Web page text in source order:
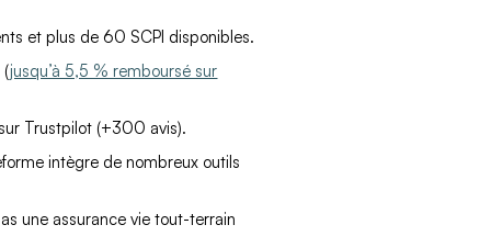
et plus de 60 SCPI disponibles.
(jusqu’à 5,5 % remboursé sur
Trustpilot (+300 avis).
intègre de nombreux outils
une assurance vie tout-terrain